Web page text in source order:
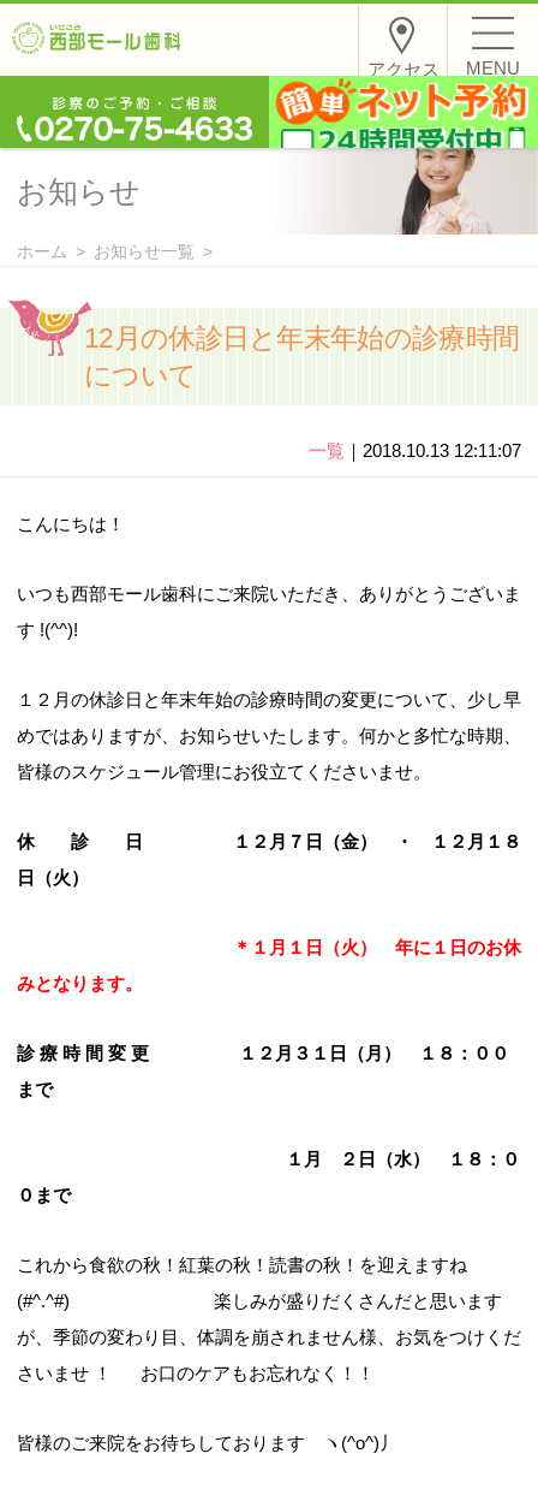
MENU
アクセス
お知らせ
ホーム お知らせ一覧
12月の休診日と年末年始の診療時間
について
一覧 ｜2018.10.13 12:11:07
こんにちは！
いつも西部モール歯科にご来院いただき、ありがとうございま
す !(^^)!
１２月の休診日と年末年始の診療時間の変更について、少し早
めではありますが、お知らせいたします。何かと多忙な時期、
皆様のスケジュール管理にお役立てくださいませ。
休 診 日 １２月７日（金） ・ １２月１８
日（火）
＊１月１日（火） 年に１日のお休
みとなります。
診 療 時 間 変 更 １２月３１日（月）
１８：００
まで
１月 ２日（水） １８：０
０まで
これから食欲の秋！紅葉の秋！読書の秋！を迎えますね
(#^.^#) 楽しみが盛りだくさんだと思います
が、季節の変わり目、体調を崩されません様、お気をつけくだ
さいませ ！ お口のケアもお忘れなく！！
皆様のご来院をお待ちしております ヽ(^o^)丿